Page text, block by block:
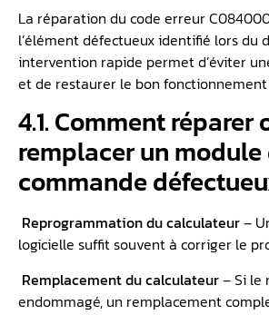
La réparation du code erreur
l’élément défectueux identifié lors du
intervention rapide permet d’éviter
et de restaurer le bon fonctionnement
4.1. Comment réparer
remplacer un module
commande
Reprogrammation du calculateur–
logicielle suffit souvent à corriger le
Remplacement du calculateur– Si le
endommagé, un remplacement